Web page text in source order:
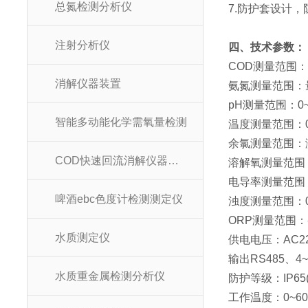
总氮检测分析仪
注射分析仪
消解仪器装置
智能多动能化学需氧量检测
COD快速回流消解仪器装置
啤酒ebc色度计检测测定仪
水质测定仪
水质重金属检测分析仪
7.防护套设计，
四、技术参数：
COD测量范围
氨氮测量范围
pH测量范围：
温度测量范围
余氯测量范围
溶解氧测量范
电导率测量范
浊度测量范围
ORP测量范围
供电电压：
输出RS485、
防护等级：
工作温度：